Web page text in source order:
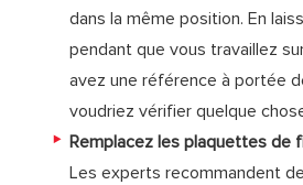
dans la même position. En
pendant que vous travaillez
avez une référence à portée
voudriez vérifier quelque
Remplacez les plaquettes de
Les experts recommandent